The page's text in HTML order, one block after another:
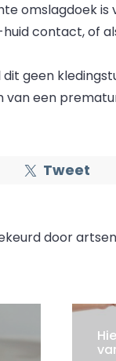
omslagdoek
contact, of
geen
van een
Tweet
door